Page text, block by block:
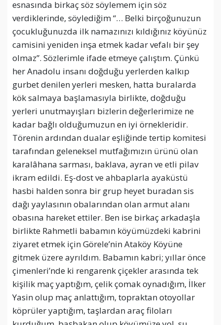
esnasında birkaç söz söylemem için söz
verdiklerinde, söylediğim “… Belki birçoğunuzun
çocukluğunuzda ilk namazınızı kıldığınız köyünüz
camisini yeniden inşa etmek kadar vefalı bir şey
olmaz”. Sözlerimle ifade etmeye çalıştım. Çünkü
her Anadolu insanı doğduğu yerlerden kalkıp
gurbet denilen yerleri mesken, hatta buralarda
kök salmaya başlamasıyla birlikte, doğduğu
yerleri unutmayışları bizlerin değerlerimize ne
kadar bağlı olduğumuzun en iyi örnekleridir.
Törenin ardından dualar eşliğinde tertip komitesi
tarafından geleneksel mutfağımızın ürünü olan
karalâhana sarması, baklava, ayran ve etli pilav
ikram edildi. Eş-dost ve ahbaplarla ayaküstü
hasbi halden sonra bir grup heyet buradan sis
dağı yaylasının obalarından olan armut alanı
obasına hareket ettiler. Ben ise birkaç arkadaşla
birlikte Rahmetli babamın köyümüzdeki kabrini
ziyaret etmek için Görele’nin Ataköy Köyüne
gitmek üzere ayrıldım. Babamın kabri; yıllar önce
çimenleri’nde ki rengarenk çiçekler arasında tek
kişilik maç yaptığım, çelik çomak oynadığım, İlker
Yasin olup maç anlattığım, topraktan otoyollar
köprüler yaptığım, taşlardan araç filoları